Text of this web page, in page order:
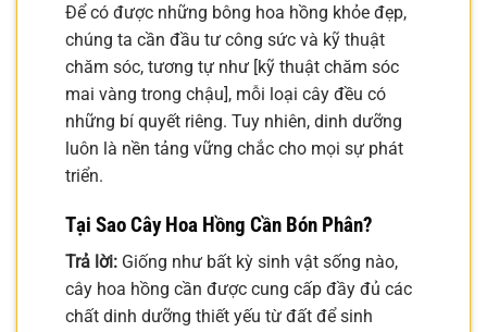
Để có được những bông hoa hồng khỏe đẹp,
chúng ta cần đầu tư công sức và kỹ thuật
chăm sóc, tương tự như [kỹ thuật chăm sóc
mai vàng trong chậu], mỗi loại cây đều có
những bí quyết riêng. Tuy nhiên, dinh dưỡng
luôn là nền tảng vững chắc cho mọi sự phát
triển.
Tại Sao Cây Hoa Hồng Cần Bón Phân?
Trả lời: Giống như bất kỳ sinh vật sống nào,
cây hoa hồng cần được cung cấp đầy đủ các
chất dinh dưỡng thiết yếu từ đất để sinh